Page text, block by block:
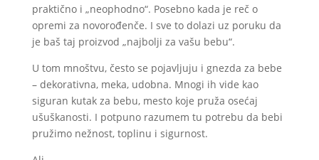
praktično i „neophodno“. Posebno kada je reč o
opremi za novorođenče. I sve to dolazi uz poruku da
je baš taj proizvod „najbolji za vašu bebu“.
U tom mnoštvu, često se pojavljuju i gnezda za bebe
– dekorativna, meka, udobna. Mnogi ih vide kao
siguran kutak za bebu, mesto koje pruža osećaj
ušuškanosti. I potpuno razumem tu potrebu da bebi
pružimo nežnost, toplinu i sigurnost.